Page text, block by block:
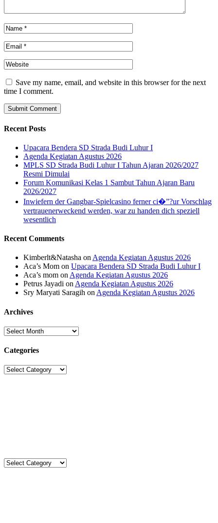
Save my name, email, and website in this browser for the next
time I comment.
Recent Posts
Upacara Bendera SD Strada Budi Luhur I
Agenda Kegiatan Agustus 2026
MPLS SD Strada Budi Luhur I Tahun Ajaran 2026/2027
Resmi Dimulai
Forum Komunikasi Kelas 1 Sambut Tahun Ajaran Baru
2026/2027
Inwiefern der Gangbar-Spielcasino ferner ci�”?ur Vorschlag
vertrauenerweckend werden, war zu handen dich speziell
wesentlich
Recent Comments
Kimberlt&Natasha on Agenda Kegiatan Agustus 2026
Aca’s Mom on Upacara Bendera SD Strada Budi Luhur I
Aca’s mom on Agenda Kegiatan Agustus 2026
Petrus Jayadi on Agenda Kegiatan Agustus 2026
Sry Maryati Saragih on Agenda Kegiatan Agustus 2026
Archives
Archives
Categories
Categories
Kategori